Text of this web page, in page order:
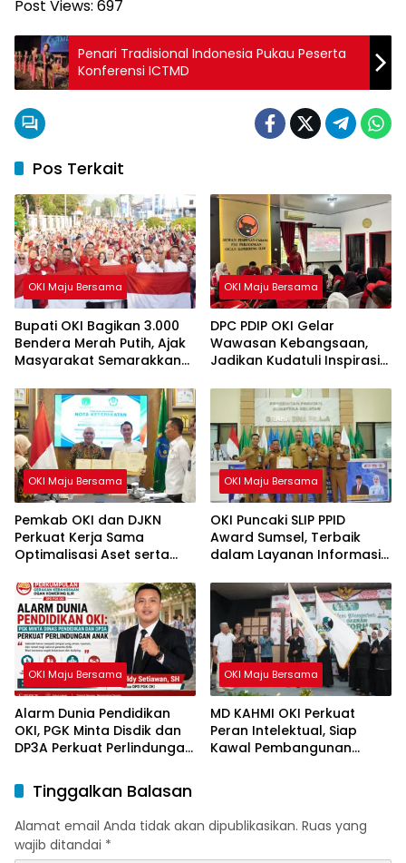
Post Views: 697
Penari Tradisional Indonesia Pukau Peserta
Konferensi ICTMD
Pos Terkait
OKI Maju Bersama
Bupati OKI Bagikan 3.000
Bendera Merah Putih, Ajak
Masyarakat Semarakkan
OKI Maju Bersama
DPC PDIP OKI Gelar
Wawasan Kebangsaan,
Jadikan Kudatuli Inspirasi
OKI Maju Bersama
Pemkab OKI dan DJKN
Perkuat Kerja Sama
Optimalisasi Aset serta
OKI Maju Bersama
OKI Puncaki SLIP PPID
Award Sumsel, Terbaik
dalam Layanan Informasi
OKI Maju Bersama
Alarm Dunia Pendidikan
OKI, PGK Minta Disdik dan
DP3A Perkuat Perlindungan
OKI Maju Bersama
MD KAHMI OKI Perkuat
Peran Intelektual, Siap
Kawal Pembangunan
Tinggalkan Balasan
Alamat email Anda tidak akan dipublikasikan. Ruas yang
wajib ditandai *